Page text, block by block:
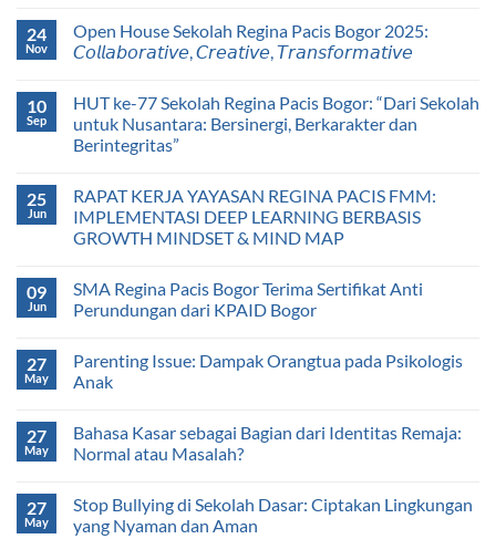
24
Nov
Open House Sekolah Regina Pacis Bogor 2025:
𝘊𝘰𝘭𝘭𝘢𝘣𝘰𝘳𝘢𝘵𝘪𝘷𝘦, 𝘊𝘳𝘦𝘢𝘵𝘪𝘷𝘦, 𝘛𝘳𝘢𝘯𝘴𝘧𝘰𝘳𝘮𝘢𝘵𝘪𝘷𝘦
10
Sep
HUT ke-77 Sekolah Regina Pacis Bogor: “Dari Sekolah
untuk Nusantara: Bersinergi, Berkarakter dan
Berintegritas”
25
Jun
RAPAT KERJA YAYASAN REGINA PACIS FMM:
IMPLEMENTASI DEEP LEARNING BERBASIS
GROWTH MINDSET & MIND MAP
09
Jun
SMA Regina Pacis Bogor Terima Sertifikat Anti
Perundungan dari KPAID Bogor
27
May
Parenting Issue: Dampak Orangtua pada Psikologis
Anak
27
May
Bahasa Kasar sebagai Bagian dari Identitas Remaja:
Normal atau Masalah?
27
May
Stop Bullying di Sekolah Dasar: Ciptakan Lingkungan
yang Nyaman dan Aman